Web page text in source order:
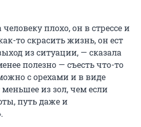
человеку плохо, он в стрессе и
то скрасить жизнь, он ест
из ситуации, — сказала
полезно — съесть что-то
с орехами и в виде
из зол, чем если
путь даже и